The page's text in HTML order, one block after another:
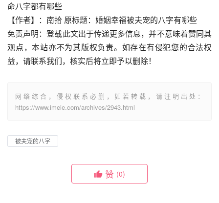
命八字都有哪些
【作者】：南拾 原标题：婚姻幸福被夫宠的八字有哪些
免责声明：登载此文出于传递更多信息，并不意味着赞同其
观点，本站亦不为其版权负责。如存在有侵犯您的合法权
益，请联系我们，核实后将立即予以删除！
网络综合，侵权联系必删，如若转载，请注明出处：
https://www.imeie.com/archives/2943.html
被夫宠的八字
赞 (0)